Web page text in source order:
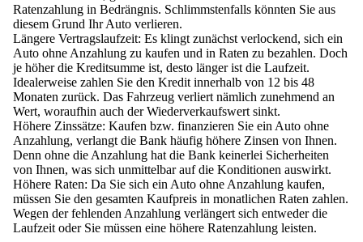
Ratenzahlung in Bedrängnis. Schlimmstenfalls könnten Sie aus
diesem Grund Ihr Auto verlieren.
Längere Vertragslaufzeit: Es klingt zunächst verlockend, sich ein
Auto ohne Anzahlung zu kaufen und in Raten zu bezahlen. Doch
je höher die Kreditsumme ist, desto länger ist die Laufzeit.
Idealerweise zahlen Sie den Kredit innerhalb von 12 bis 48
Monaten zurück. Das Fahrzeug verliert nämlich zunehmend an
Wert, woraufhin auch der Wiederverkaufswert sinkt.
Höhere Zinssätze: Kaufen bzw. finanzieren Sie ein Auto ohne
Anzahlung, verlangt die Bank häufig höhere Zinsen von Ihnen.
Denn ohne die Anzahlung hat die Bank keinerlei Sicherheiten
von Ihnen, was sich unmittelbar auf die Konditionen auswirkt.
Höhere Raten: Da Sie sich ein Auto ohne Anzahlung kaufen,
müssen Sie den gesamten Kaufpreis in monatlichen Raten zahlen.
Wegen der fehlenden Anzahlung verlängert sich entweder die
Laufzeit oder Sie müssen eine höhere Ratenzahlung leisten.